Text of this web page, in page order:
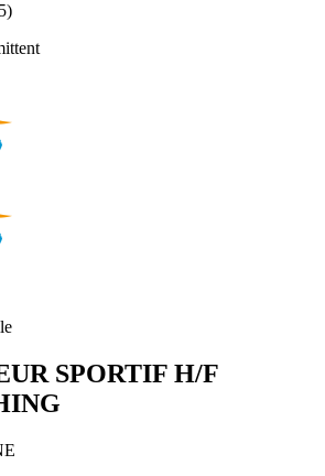
SPORTIF H/F